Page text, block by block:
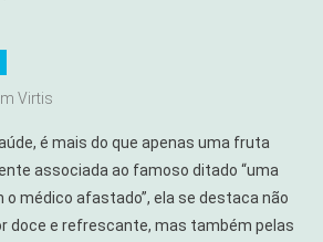
Virtis
é mais do que apenas uma fruta
associada ao famoso ditado “uma
médico afastado”, ela se destaca não
doce e refrescante, mas também pelas